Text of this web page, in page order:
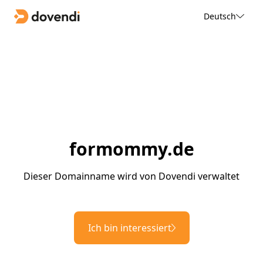
Deutsch
formommy.de
Dieser Domainname wird von Dovendi verwaltet
Ich bin interessiert